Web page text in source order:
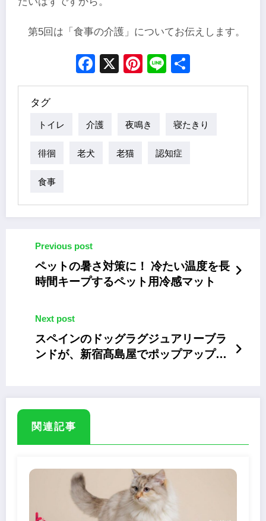
第5回は「食事の介護」についてお伝えします。
Facebook
X Pinterest
Line
タグ
トイレ 介護 夜鳴き 寝たきり
徘徊 老犬 老猫 認知症
食事
Previous post
ペットの暑さ対策に！ 冷たい温度を長
時間キープするペット用冷感マット
Next post
スペインのドッグラグジュアリーブラ
ンドが、新宿髙島屋でポップアップイ
関連記事